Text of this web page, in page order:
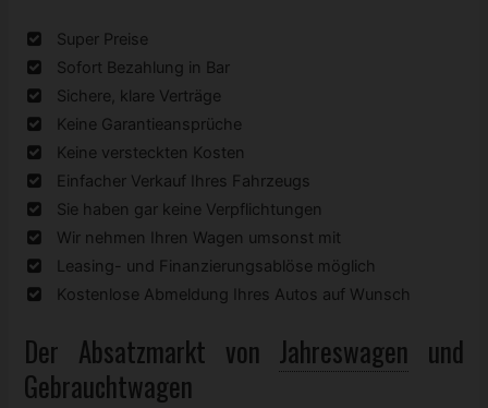
Super Preise
Sofort Bezahlung in Bar
Sichere, klare Verträge
Keine Garantieansprüche
Keine versteckten Kosten
Einfacher Verkauf Ihres Fahrzeugs
Sie haben gar keine Verpflichtungen
Wir nehmen Ihren Wagen umsonst mit
Leasing- und Finanzierungsablöse möglich
Kostenlose Abmeldung Ihres Autos auf Wunsch
Der Absatzmarkt von Jahreswagen und
Gebrauchtwagen